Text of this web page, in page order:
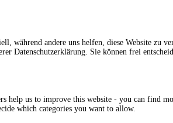
während andere uns helfen, diese Website zu
Datenschutzerklärung. Sie können frei
help us to improve this website - you can find
which categories you want to allow.